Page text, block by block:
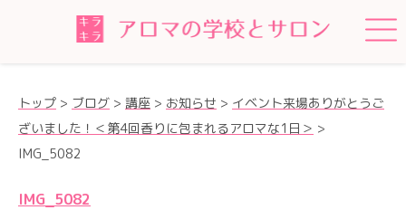
トップ > ブログ > 講座 > お知らせ > イベント来場ありがとうご
ざいました！＜第4回香りに包まれるアロマな1日＞ >
IMG_5082
IMG_5082